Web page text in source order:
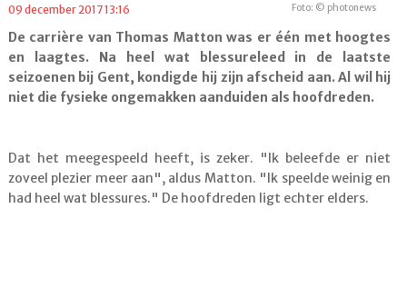
Foto: © photonews
09 december 2017 13:16
De carrière van Thomas Matton was er één met hoogtes
en laagtes. Na heel wat blessureleed in de laatste
seizoenen bij Gent, kondigde hij zijn afscheid aan. Al wil hij
niet die fysieke ongemakken aanduiden als hoofdreden.
Dat het meegespeeld heeft, is zeker. "Ik beleefde er niet
zoveel plezier meer aan", aldus Matton. "Ik speelde weinig en
had heel wat blessures." De hoofdreden ligt echter elders.